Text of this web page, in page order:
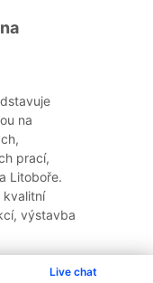
Live chat
na
prací,
Litoboře.
kvalitní
výstavba